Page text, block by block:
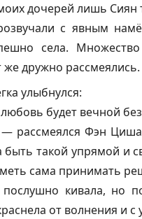
дочерей лишь Сиян
с явным
села.
же дружно рассмеялись.
улыбнулся:
будет вечной
рассмеялся Фэн
такой упрямой и
сама принимать
кивала, но
от волнения и